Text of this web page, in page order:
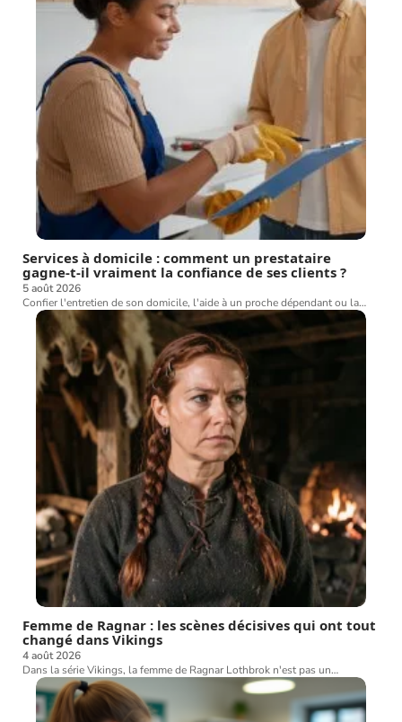
Services à domicile : comment un prestataire
gagne-t-il vraiment la confiance de ses clients ?
5 août 2026
Confier l'entretien de son domicile, l'aide à un proche dépendant ou la…
Femme de Ragnar : les scènes décisives qui ont tout
changé dans Vikings
4 août 2026
Dans la série Vikings, la femme de Ragnar Lothbrok n'est pas un…